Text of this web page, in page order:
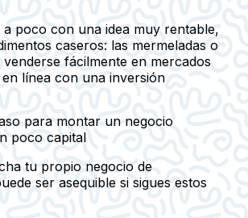
a poco con una idea muy rentable,
caseros: las mermeladas o
venderse fácilmente en mercados
línea con una inversión
para montar un negocio
poco capital
tu propio negocio de
ser asequible si sigues estos